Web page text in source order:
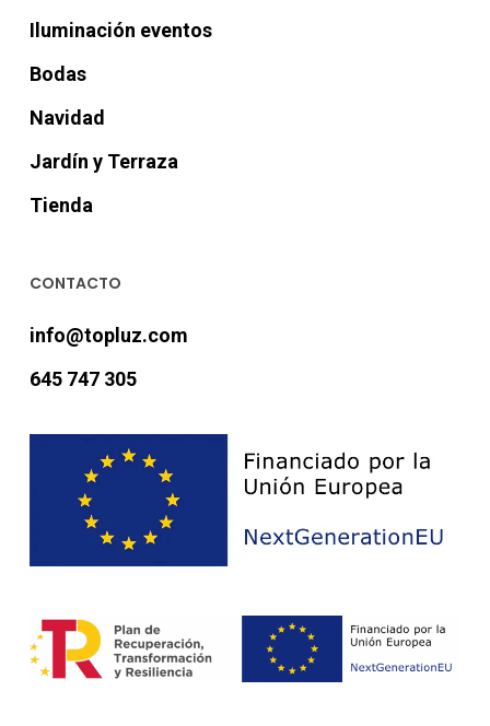
Iluminación eventos
Bodas
Navidad
Jardín y Terraza
Tienda
CONTACTO
info@topluz.com
645 747 305